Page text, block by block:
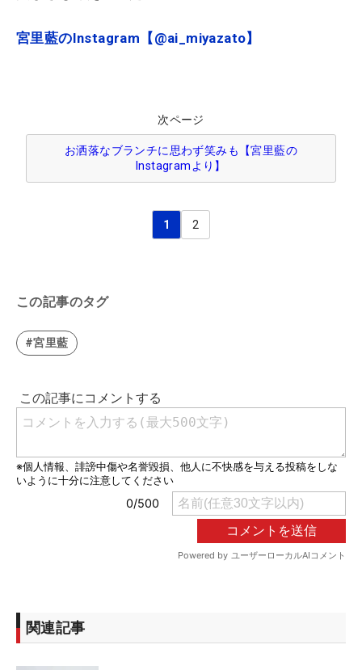
宮里藍のInstagram【@ai_miyazato】
次ページ
お洒落なブランチに思わず笑みも【宮里藍の
Instagramより】
1 2
この記事のタグ
#宮里藍
関連記事